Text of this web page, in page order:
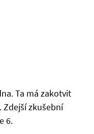
Ta má zakotvit
zkušební
6.